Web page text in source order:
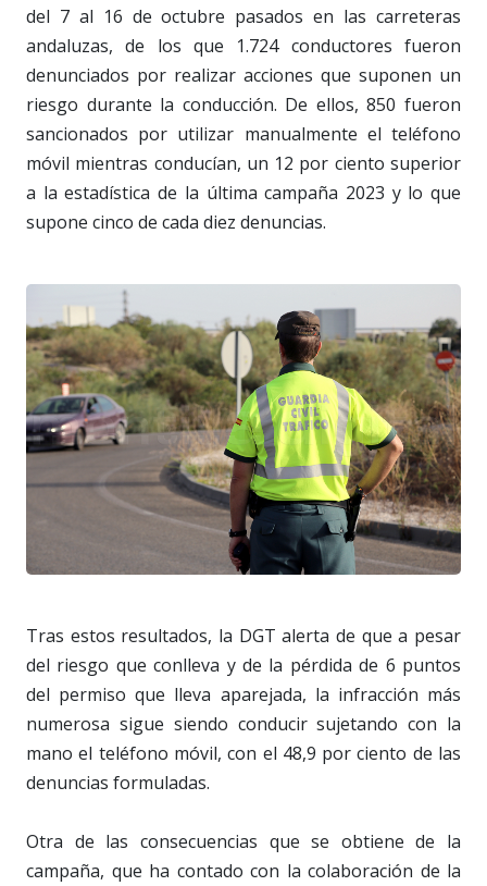
del 7 al 16 de octubre pasados en las carreteras
andaluzas, de los que 1.724 conductores fueron
denunciados por realizar acciones que suponen un
riesgo durante la conducción. De ellos, 850 fueron
sancionados por utilizar manualmente el teléfono
móvil mientras conducían, un 12 por ciento superior
a la estadística de la última campaña 2023 y lo que
supone cinco de cada diez denuncias.
Tras estos resultados, la DGT alerta de que a pesar
del riesgo que conlleva y de la pérdida de 6 puntos
del permiso que lleva aparejada, la infracción más
numerosa sigue siendo conducir sujetando con la
mano el teléfono móvil, con el 48,9 por ciento de las
denuncias formuladas.
Otra de las consecuencias que se obtiene de la
campaña, que ha contado con la colaboración de la